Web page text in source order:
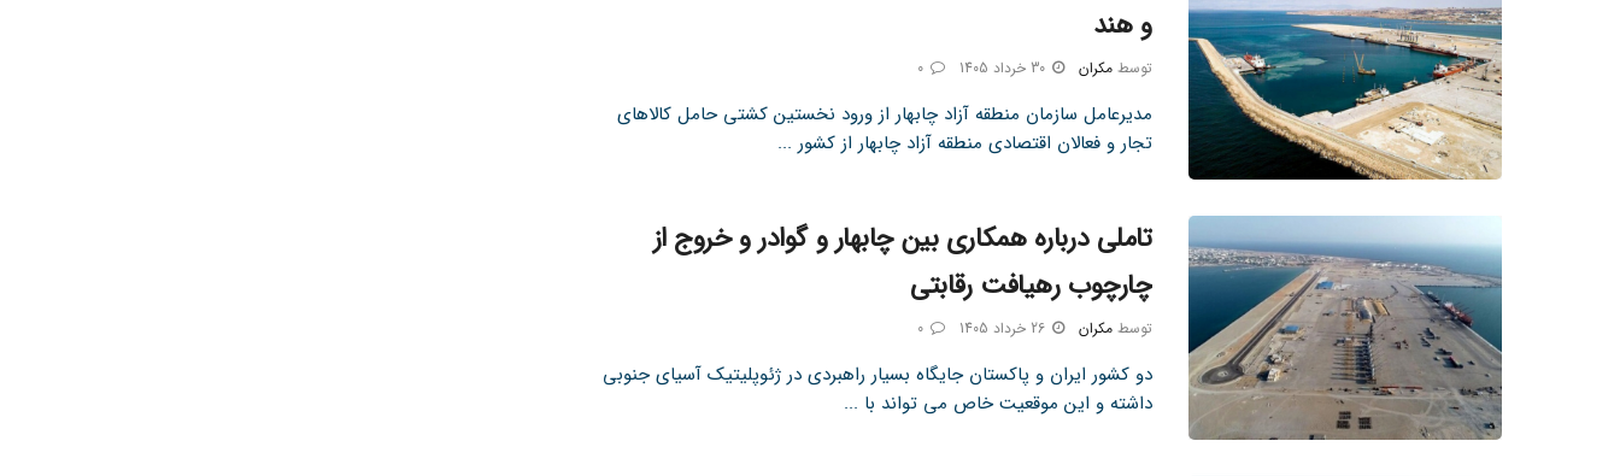
و هند
توسط مکران 30 خرداد 1405 0
مدیرعامل سازمان منطقه آزاد چابهار از ورود نخستین کشتی حامل کالاهای
تجار و فعالان اقتصادی منطقه آزاد چابهار از کشور ...
تاملی درباره همکاری بین چابهار و گوادر و خروج از
چارچوب رهیافت رقابتی
توسط مکران 26 خرداد 1405 0
دو کشور ایران و پاکستان جایگاه بسیار راهبردی در ژئوپلیتیک آسیای جنوبی
داشته و این موقعیت خاص می تواند با ...